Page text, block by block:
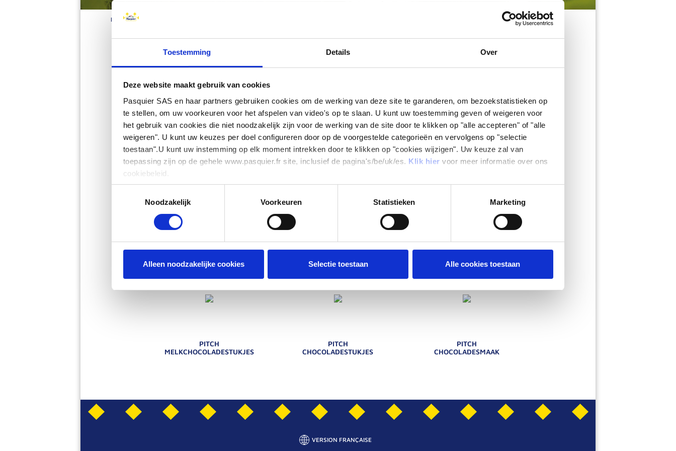
Toestemming Details Over
Deze website maakt gebruik van cookies
Pasquier SAS en haar partners gebruiken cookies om de werking van deze site te garanderen, om bezoekstatistieken op
te stellen, om uw voorkeuren voor het afspelen van video's op te slaan. U kunt uw toestemming geven of weigeren voor
het gebruik van cookies die niet noodzakelijk zijn voor de werking van de site door te klikken op "alle accepteren" of "alle
weigeren". U kunt uw keuzes per doel configureren door op de voorgestelde categorieën en vervolgens op "selectie
toestaan".U kunt uw instemming op elk moment intrekken door te klikken op "cookies wijzigen". Uw keuze zal van
toepassing zijn op de gehele www.pasquier.fr site, inclusief de pagina's/be/uk/es. Klik hier voor meer informatie over ons
cookiebeleid.
Noodzakelijk
Voorkeuren Statistieken Marketing
Alleen noodzakelijke cookies Selectie toestaan Alle cookies toestaan
HOME PRODUITS
Aardbeiensmaak
goûter gourmand et riche en céréale. A savourer à la maison ou à emporter.
100% FRANSE
TARWEBLOEM
ZONDER
CONSERVERINGS-
MIDDELEN
Ingrediënten
EIEREN
OM ER MEER OVER TE WETEN
ANDERE PRODUCTEN UIT HET ASSORTIMENT PITCH
PITCH
MELKCHOCOLADESTUKJES
PITCH
CHOCOLADESTUKJES
PITCH
CHOCOLADESMAAK
VERSION FRANÇAISE